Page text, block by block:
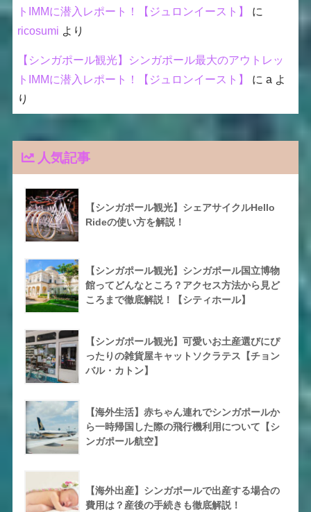
トIMMに潜入レポート！【ジュロンイースト】
に
ricosumi より
【シンガポール観光】シンガポール最大のアウトレッ
トIMMに潜入レポート！【ジュロンイースト】
に a よ
り
人気記事
【シンガポール観光】シェアサイクルHello
Rideの使い方を解説！
【シンガポール観光】シンガポール国立博物
館ってどんなところ？アクセス方法から見ど
ころまで徹底解説！【シティホール】
【シンガポール観光】可愛いお土産選びにぴ
ったりの雑貨屋キャットソクラテス【チョン
バル・カトン】
【海外生活】赤ちゃん連れでシンガポールか
ら一時帰国した際の飛行機利用について【シ
ンガポール航空】
【海外出産】シンガポールで出産する場合の
費用は？産後の手続きも徹底解説！